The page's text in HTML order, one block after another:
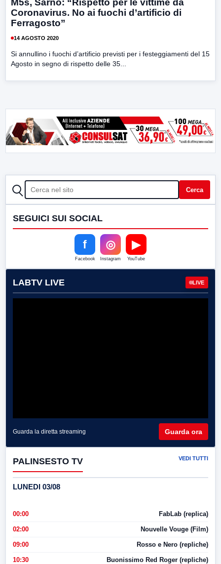
M5s, Sarno: “Rispetto per le vittime da
Coronavirus. No ai fuochi d’artificio di
Ferragosto”
14 AGOSTO 2020
Si annullino i fuochi d’artificio previsti per i festeggiamenti del 15
Agosto in segno di rispetto delle 35...
CERCA Cerca
SEGUICI SUI SOCIAL
f
Facebook
◎
Instagram
▶
YouTube
LABTV LIVE LIVE
Guarda la diretta streaming Guarda ora
PALINSESTO TV VEDI TUTTI
LUNEDI 03/08
00:00 FabLab (replica)
02:00 Nouvelle Vouge (Film)
09:00 Rosso e Nero (repliche)
10:30 Buonissimo Red Roger (repliche)